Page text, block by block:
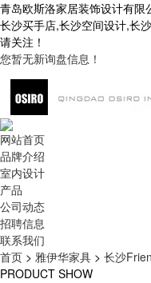
青岛欧斯洛家居装饰设计有限
长沙买手店,长沙空间设计,长
请关注！
您暂无新询盘信息！
网站首页
品牌介绍
室内设计
产品
公司动态
招聘信息
联系我们
首页 > 雅伊华家具 > 长沙
PRODUCT SHOW